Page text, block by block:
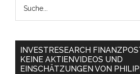
INVESTRESEARCH
KEINE AKTIENVIDEOS UND
EINSCHÄTZUNGEN VON